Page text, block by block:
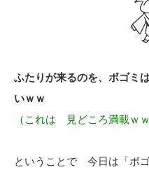
ふたりが来るのを、ボゴミ
いｗｗ
（これは 見どころ満載ｗｗ
ということで 今日は「ボ